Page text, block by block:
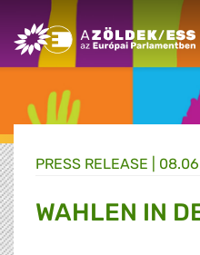
Greens/EFA Home
PRESS RELEASE |
WAHLEN IN